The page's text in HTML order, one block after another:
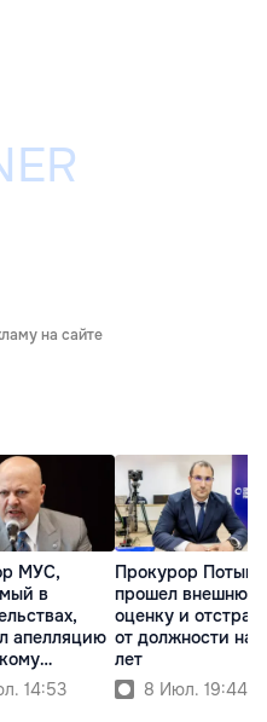
на сайте
МУС,
в
апелляцию
14:53
Прокурор
прошел внешнюю
оценку и
от должности на
лет
8 Июл. 19:44